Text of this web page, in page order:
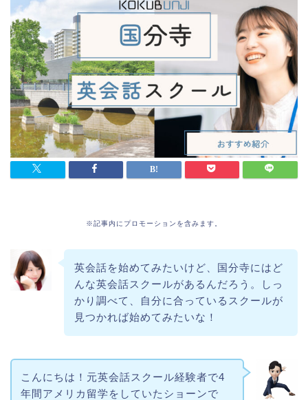
※記事内にプロモーションを含みます。
英会話を始めてみたいけど、国分寺にはど
んな英会話スクールがあるんだろう。しっ
かり調べて、自分に合っているスクールが
見つかれば始めてみたいな！
こんにちは！元英会話スクール経験者で4
年間アメリカ留学をしていたショーンで